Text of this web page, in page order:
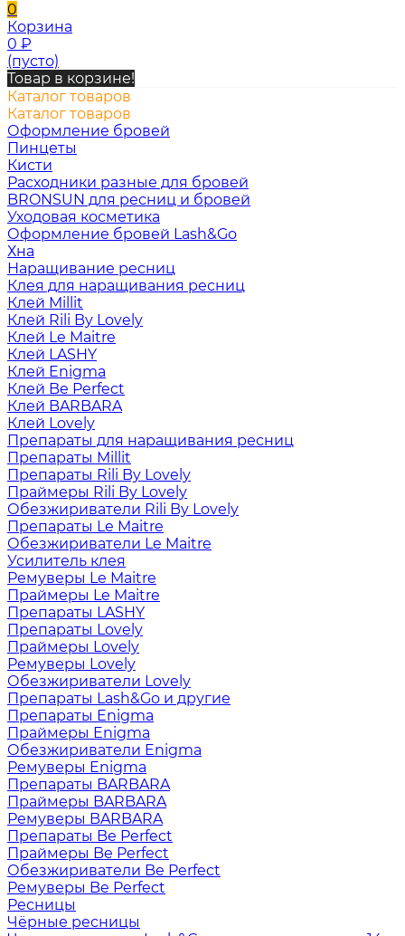
0
Корзина
0 ₽
(пусто)
Товар в корзине!
Каталог товаров
Каталог товаров
Оформление бровей
Пинцеты
Кисти
Расходники разные для бровей
BRONSUN для ресниц и бровей
Уходовая косметика
Оформление бровей Lash&Go
Хна
Наращивание ресниц
Клея для наращивания ресниц
Клей Millit
Клей Rili By Lovely
Клей Le Maitre
Клей LASHY
Клей Enigma
Клей Be Perfect
Клей BARBARA
Клей Lovely
Препараты для наращивания ресниц
Препараты Millit
Препараты Rili By Lovely
Праймеры Rili By Lovely
Обезжириватели Rili By Lovely
Препараты Le Maitre
Обезжириватели Le Maitre
Усилитель клея
Ремуверы Le Maitre
Праймеры Le Maitre
Препараты LASHY
Препараты Lovely
Праймеры Lovely
Ремуверы Lovely
Обезжириватели Lovely
Препараты Lash&Go и другие
Препараты Enigma
Праймеры Enigma
Обезжириватели Enigma
Ремуверы Enigma
Препараты BARBARA
Праймеры BARBARA
Ремуверы BARBARA
Препараты Be Perfect
Праймеры Be Perfect
Обезжириватели Be Perfect
Ремуверы Be Perfect
Ресницы
Чёрные ресницы